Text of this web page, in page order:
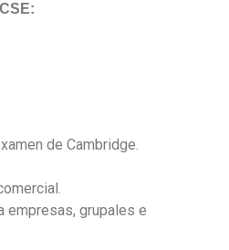
de Cambridge.
empresas, grupales e